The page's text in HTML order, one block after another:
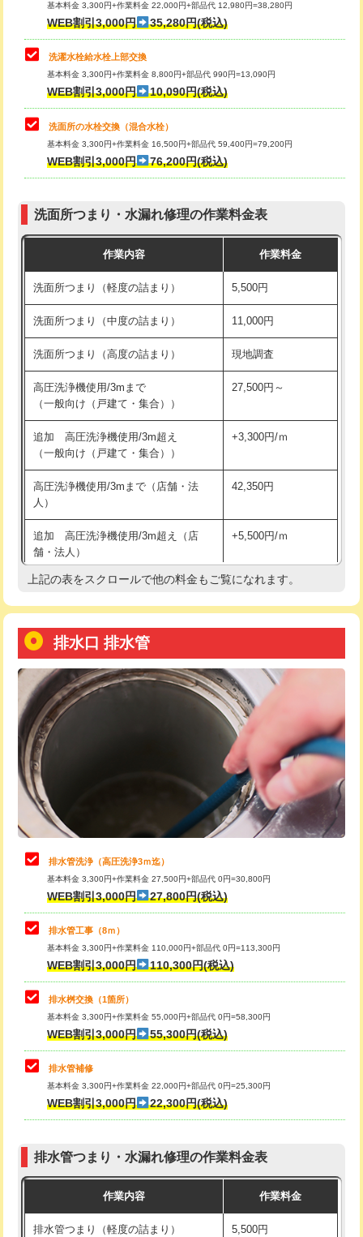
排水管工事（排水管工事/3ｍまで） 55,000円
排水管工事（追加 排水管工事/3ｍ超
え）
マス交換（土の掘削・埋め戻し作業）
マス交換（深さ50㎝未満）
マス交換（深さ50㎝以上）
モルタル補修（厚さ10㎝まで） 27,500円
モルタル補修（厚さ10㎝超え） 38,500円
洗面台設置 38,500円
バスタブ設置 現場見積
追加人工 16,500円
廃棄・処分
※給水管工事は20mmまでの価格です。
その他部品の脱着
交換・取付（タンク）
交換・取付(単水栓（壁付・デッキ
式）)
交換・取付(混合水栓（壁付・デッキ
式・ワンホール）)
16,500円+材料費
（P/S/ポップアップ））
交換・取付（その他部品） 11,000円+材料費
持込商品取付（単水栓） 13,200円
持込商品取付（混合水栓） 16,500円
持込商品取付（浄水器・分岐水栓） 16,500円
給水管工事※（ホール加工) 16,500円
給水管工事※（バンド止め)
給水管工事※（支持金具設置) 5,500円
給水管工事※（保温材使用（バンド止
め込み）)
5,500円
給水管工事※（土の掘削・埋め戻し作
業)
11,000円
用/3ｍまで)
用（追加）/3ｍ超え)
給水管工事※（ライニング鋼管・銅
管・ポリ管・HT管使用/3ｍまで)
44,000円
給水管工事※（ライニング鋼管・銅
管・ポリ管・HT管使用/3ｍ超え)
+8,800円
排水管工事（土の掘削・埋め戻し作
業）
11,000円~
排水管工事（排水管工事/3ｍまで） 55,000円
排水管工事（追加 排水管工事/3ｍ超
え）
マス交換（土の掘削・埋め戻し作業）
マス交換（深さ50㎝未満）
マス交換（深さ50㎝以上） 66,000円
コンクリート斫り（厚さ10㎝まで）
コンクリート斫り（厚さ10㎝超え）
モルタル補修（厚さ10㎝まで）
モルタル補修（厚さ10㎝超え）
追加人工 16,500円
現場見積
基本料金 3,300円+作業料金 22,000円+部品代 12,980円=38,280円
WEB割引3,000円 35,280円(税込)
洗濯水栓給水栓上部交換
基本料金 3,300円+作業料金 8,800円+部品代 990円=13,090円
WEB割引3,000円 10,090円(税込)
洗面所の水栓交換（混合水栓）
基本料金 3,300円+作業料金 16,500円+部品代 59,400円=79,200円
WEB割引3,000円 76,200円(税込)
洗面所つまり・水漏れ修理の作業料金表
作業内容 作業料金
洗面所つまり（軽度の詰まり） 5,500円
洗面所つまり（中度の詰まり） 11,000円
洗面所つまり（高度の詰まり） 現地調査
高圧洗浄機使用/3mまで
（一般向け（戸建て・集合））
27,500円～
追加 高圧洗浄機使用/3m超え
（一般向け（戸建て・集合））
+3,300円/ｍ
高圧洗浄機使用/3mまで（店舗・法
人）
42,350円
追加 高圧洗浄機使用/3m超え（店
舗・法人）
+5,500円/ｍ
高度高圧洗浄換 現地調査
トーラー機使用/3mまで
追加トーラー機使用/3m超え +3,300円
カメラ調査 33,000円
桝清掃 8,800円
止水・漏水調査・防水処理・清掃・修
理・調整・分解・加工など（軽作業）
11,000円
止水・漏水調査・防水処理・清掃・修
理・調整・分解・加工など（中作業）
22,000円
止水・漏水調査・防水処理・清掃・修
理・調整・分解・加工など（重作業）
33,000円
その他部品の脱着
交換・取付（タンク） 22,000円+材料費
交換・取付(単水栓（壁付・デッキ
式）)
交換・取付(混合水栓（壁付・デッキ
式・ワンホール）)
16,500円+材料費
交換・取付(排水栓・排水トラップ
交換・取付（その他部品） 11,000円+材料費
持込商品取付（単水栓） 13,200円
持込商品取付（混合水栓） 16,500円
上記の表をスクロールで他の料金もご覧になれます。
排水口 排水管
排水管洗浄（高圧洗浄3ｍ迄）
基本料金 3,300円+作業料金 27,500円+部品代 0円=30,800円
WEB割引3,000円 27,800円(税込)
排水管工事（8ｍ）
基本料金 3,300円+作業料金 110,000円+部品代 0円=113,300円
WEB割引3,000円 110,300円(税込)
排水桝交換（1箇所）
基本料金 3,300円+作業料金 55,000円+部品代 0円=58,300円
WEB割引3,000円 55,300円(税込)
排水管補修
基本料金 3,300円+作業料金 22,000円+部品代 0円=25,300円
WEB割引3,000円 22,300円(税込)
排水管つまり・水漏れ修理の作業料金表
作業内容 作業料金
排水管つまり（軽度の詰まり） 5,500円